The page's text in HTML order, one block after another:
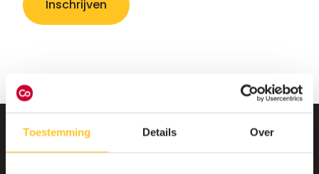
Toestemming Details Over